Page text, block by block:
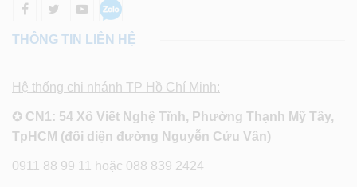
THÔNG TIN LIÊN HỆ
Hệ thống chi nhánh TP Hồ Chí Minh:
✪ CN1: 54 Xô Viết Nghệ Tĩnh, Phường Thạnh Mỹ Tây,
TpHCM (đối diện đường Nguyễn Cửu Vân)
0911 88 99 11 hoặc 088 839 2424